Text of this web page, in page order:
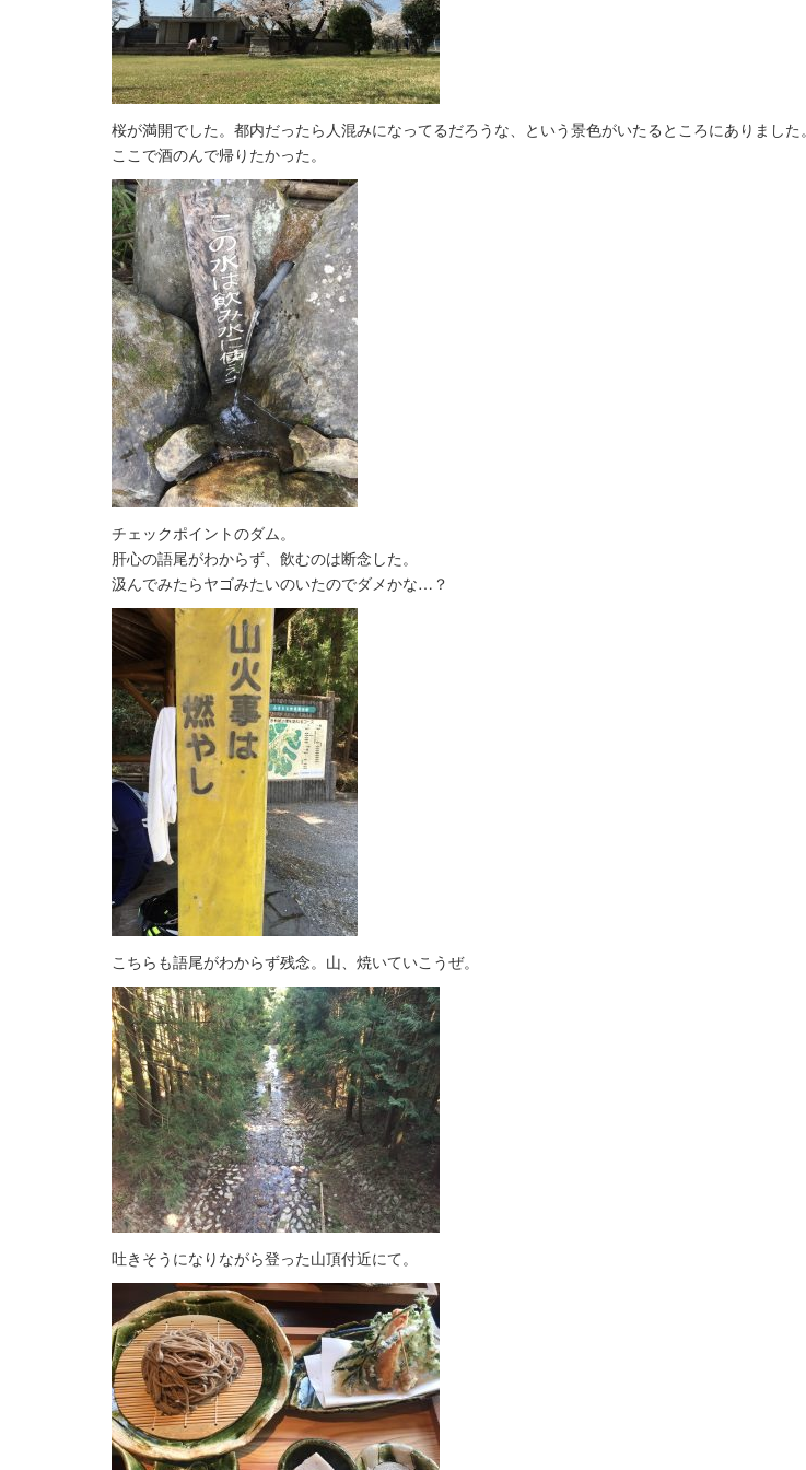
桜が満開でした。都内だったら人混みになってるだろうな、という景色がいたるところにありました。
ここで酒のんで帰りたかった。
チェックポイントのダム。
肝心の語尾がわからず、飲むのは断念した。
汲んでみたらヤゴみたいのいたのでダメかな…？
こちらも語尾がわからず残念。山、焼いていこうぜ。
吐きそうになりながら登った山頂付近にて。